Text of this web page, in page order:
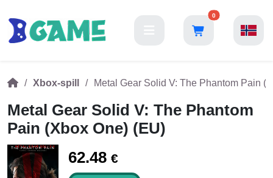
0
Xbox-spill Metal Gear Solid V: The Phantom Pain
Metal Gear Solid V: The Phantom
Pain (Xbox One) (EU)
62.48 €